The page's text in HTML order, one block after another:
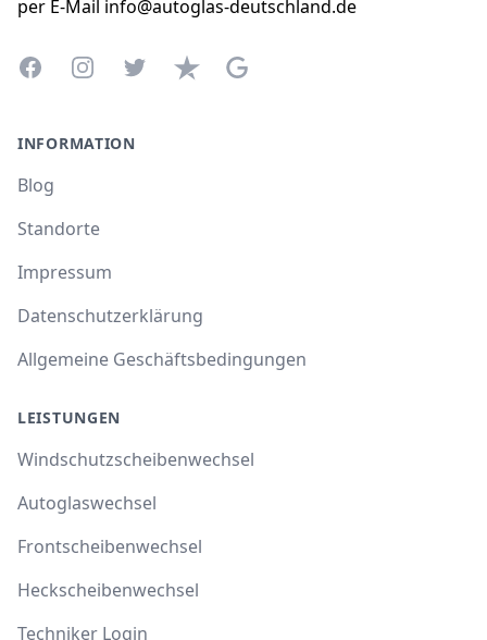
per E-Mail info@autoglas-deutschland.de
FacebookInstagramTwitterTrustpilotGoogle Business Profile
INFORMATION
Blog
Standorte
Impressum
Datenschutzerklärung
Allgemeine Geschäftsbedingungen
LEISTUNGEN
Windschutzscheibenwechsel
Autoglaswechsel
Frontscheibenwechsel
Heckscheibenwechsel
Techniker Login